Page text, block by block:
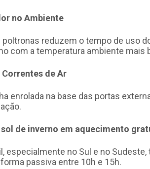
no Ambiente
reduzem o tempo de uso
com a temperatura ambiente mais
de Ar
enrolada na base das portas
de inverno em aquecimento
especialmente no Sul e no
passiva entre 10h e 15h.